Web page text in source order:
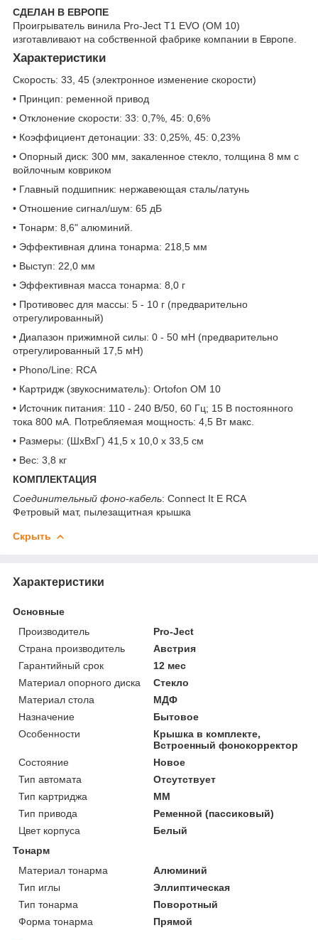
СДЕЛАН В ЕВРОПЕ
Проигрыватель винила Pro-Ject T1 EVO (OM 10)
изготавливают на собственной фабрике компании в Европе.
Характеристики
Скорость: 33, 45 (электронное изменение скорости)
• Принцип: ременной привод
• Отклонение скорости: 33: 0,7%, 45: 0,6%
• Коэффициент детонации: 33: 0,25%, 45: 0,23%
• Опорный диск: 300 мм, закаленное стекло, толщина 8 мм с
войлочным ковриком
• Главный подшипник: нержавеющая сталь/латунь
• Отношение сигнал/шум: 65 дБ
• Тонарм: 8,6" алюминий.
• Эффективная длина тонарма: 218,5 мм
• Выступ: 22,0 мм
• Эффективная масса тонарма: 8,0 г
• Противовес для массы: 5 - 10 г (предварительно
отрегулированный)
• Диапазон прижимной силы: 0 - 50 мН (предварительно
отрегулированный 17,5 мН)
• Phono/Line: RCA
• Картридж (звукосниматель): Ortofon OM 10
• Источник питания: 110 - 240 В/50, 60 Гц; 15 В постоянного
тока 800 мА. Потребляемая мощность: 4,5 Вт макс.
• Размеры: (ШxВxГ) 41,5 x 10,0 x 33,5 см
• Вес: 3,8 кг
КОМПЛЕКТАЦИЯ
Соединительный фоно-кабель: Connect It E RCA
Фетровый мат, пылезащитная крышка
Скрыть
Характеристики
Основные
Производитель
Pro-Ject
Страна производитель
Австрия
Гарантийный срок
12 мес
Материал опорного диска
Стекло
Материал стола
МДФ
Назначение
Бытовое
Особенности
Крышка в комплекте,
Встроенный фонокорректор
Состояние
Новое
Тип автомата
Отсутствует
Тип картриджа
MM
Тип привода
Ременной (пассиковый)
Цвет корпуса
Белый
Тонарм
Материал тонарма
Алюминий
Тип иглы
Эллиптическая
Тип тонарма
Поворотный
Форма тонарма
Прямой